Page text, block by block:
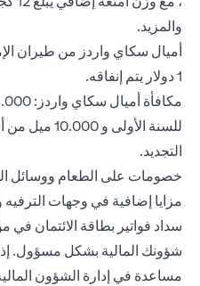
والمزيد.
1 دولار يتم إنفاقه.
للسنة
التجديد.
خصومات على الطعام ووسائل الترفيه
مزايا إضافية في وجهات الترفيه
سداد فواتير بطاقة الائتمان
شؤونك المالية بشكل مسؤول.
مساعدة في إدارة الشؤون